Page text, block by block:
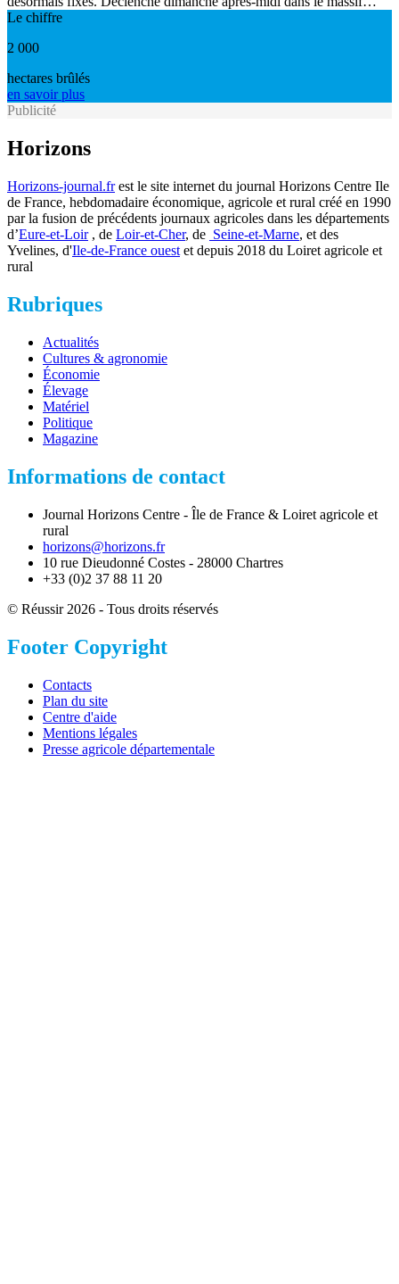
Le chiffre
2 000
hectares brûlés
en savoir plus
Publicité
Horizons
Horizons-journal.frest le site internet du journal Horizons Centre Ile
de France, hebdomadaire économique, agricole et rural créé en 1990
par la fusion de précédents journaux agricoles dans les départements
d’Eure-et-Loir, de Loir-et-Cher, de Seine-et-Marne, et des
Yvelines, d'Ile-de-France ouest et depuis 2018 du Loiret agricole et
rural
Rubriques
Actualités
Cultures & agronomie
Économie
Élevage
Matériel
Politique
Magazine
Informations de contact
Journal Horizons Centre - Île de France & Loiret agricole et
rural
horizons@horizons.fr
10 rue Dieudonné Costes - 28000 Chartres
+33 (0)2 37 88 11 20
© Réussir 2026 - Tous droits réservés
Footer Copyright
Contacts
Plan du site
Centre d'aide
Mentions légales
Presse agricole départementale